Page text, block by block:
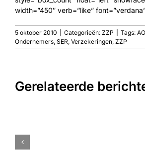
width=”450″ verb=”like”
5 oktober 2010 Categorieën: ZZP Tags:
Ondernemers, SER, Verzekeringen, ZZP
Gerelateerde